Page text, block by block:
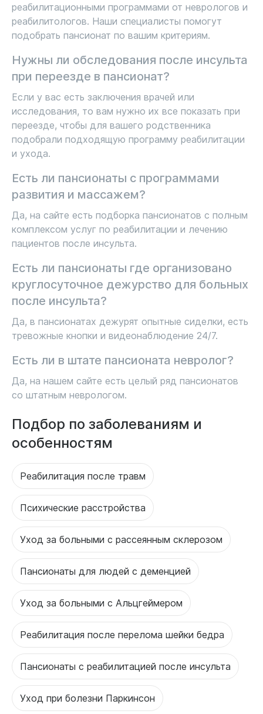
реабилитационными программами от неврологов и
реабилитологов. Наши специалисты помогут
подобрать пансионат по вашим критериям.
Нужны ли обследования после инсульта
при переезде в пансионат?
Если у вас есть заключения врачей или
исследования, то вам нужно их все показать при
переезде, чтобы для вашего родственника
подобрали подходящую программу реабилитации
и ухода.
Есть ли пансионаты с программами
развития и массажем?
Да, на сайте есть подборка пансионатов с полным
комплексом услуг по реабилитации и лечению
пациентов после инсульта.
Есть ли пансионаты где организовано
круглосуточное дежурство для больных
после инсульта?
Да, в пансионатах дежурят опытные сиделки, есть
тревожные кнопки и видеонаблюдение 24/7.
Есть ли в штате пансионата невролог?
Да, на нашем сайте есть целый ряд пансионатов
со штатным неврологом.
Подбор по заболеваниям и
особенностям
Реабилитация после травм
Психические расстройства
Уход за больными с рассеянным склерозом
Пансионаты для людей с деменцией
Уход за больными с Альцгеймером
Реабилитация после перелома шейки бедра
Пансионаты с реабилитацией после инсульта
Уход при болезни Паркинсон